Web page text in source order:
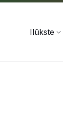
Ilūkste